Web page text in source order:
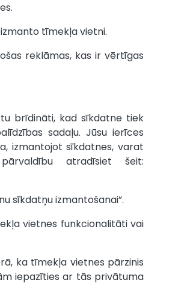
tīmekļa vietni.
reklāmas, kas ir vērtīgas
brīdināti, kad sīkdatne tiek
sadaļu. Jūsu ierīces
izmantojot sīkdatnes, varat
atradīsiet šeit:
sīkdatņu izmantošanai”.
vietnes funkcionalitāti vai
ka tīmekļa vietnes pārzinis
iepazīties ar tās privātuma